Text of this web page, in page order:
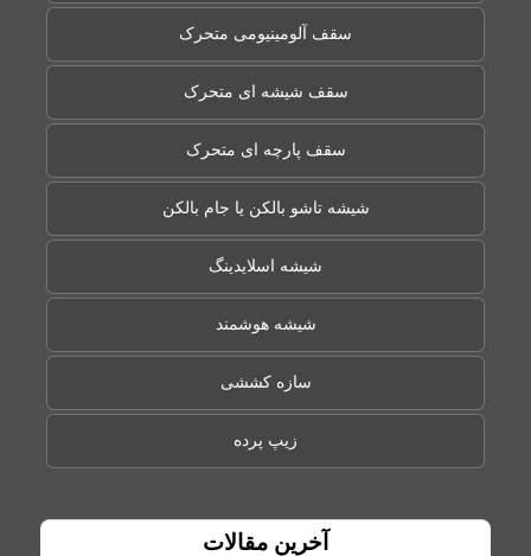
سقف آلومینیومی متحرک
سقف شیشه ای متحرک
سقف پارچه ای متحرک
شیشه تاشو بالکن یا جام بالکن
شیشه اسلایدینگ
شیشه هوشمند
سازه کششی
زیپ پرده
آخرین مقالات